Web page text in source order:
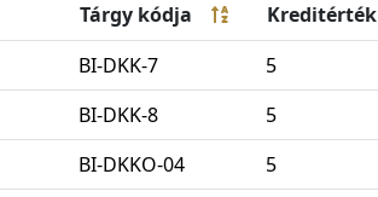
Tárgy kódja Kreditérték
BI-DKK-7 5
BI-DKK-8 5
BI-DKKO-04 5